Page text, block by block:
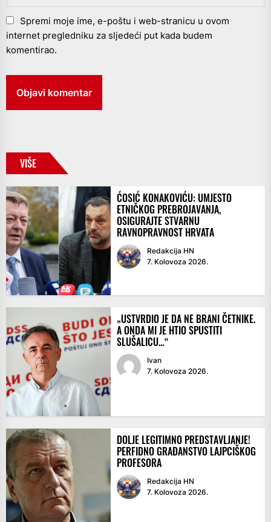
Spremi moje ime, e-poštu i web-stranicu u ovom
internet pregledniku za sljedeći put kada budem
komentirao.
VIŠE
ĆOSIĆ KONAKOVIĆU: UMJESTO
ETNIČKOG PREBROJAVANJA,
OSIGURAJTE STVARNU
RAVNOPRAVNOST HRVATA
Redakcija HN
7. Kolovoza 2026.
„USTVRDIO JE DA NE BRANI ČETNIKE.
A ONDA MI JE HTIO SPUSTITI
SLUŠALICU…“
Ivan
7. Kolovoza 2026.
DOLJE LEGITIMNO PREDSTAVLJANJE!
PERFIDNO GRAĐANSTVO LAJPCIŠKOG
PROFESORA
Redakcija HN
7. Kolovoza 2026.